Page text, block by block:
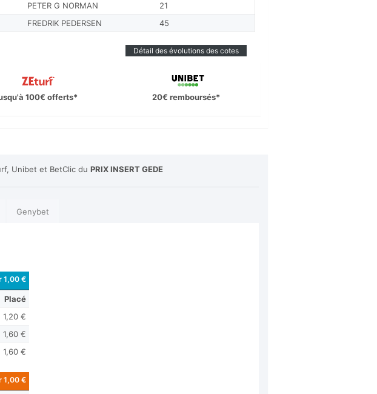
PETER G NORMAN
21
FREDRIK PEDERSEN 45
Détail des évolutions des cotes
100€ offerts* 20€ remboursés*
Unibet et BetClic du PRIX INSERT GEDE
Genybet
1,00 €
Placé
1,20 €
1,60 €
1,60 €
1,00 €